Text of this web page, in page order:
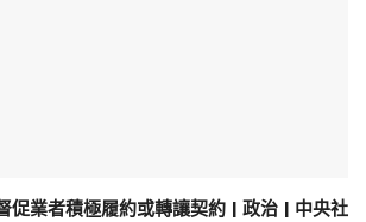
業者積極履約或轉讓契約 | 政治 | 中央社